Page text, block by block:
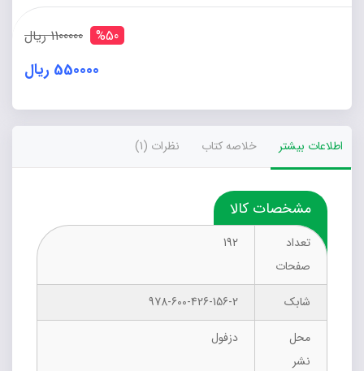
%50 1100000 ریال
550000 ریال
اطلاعات بیشتر خلاصه کتاب نظرات (1)
مشخصات کالا
تعداد
صفحات
192
شابک
978-600-426-156-2
محل
نشر
دزفول